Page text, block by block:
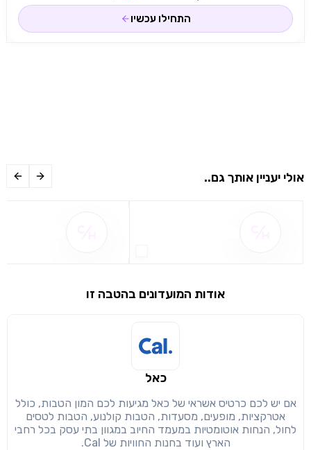
התחילו עכשיו
אולי יעניין אותך גם..
אודות המועדונים בהטבה זו
כאל
אם יש לכם כרטיס אשראי של כאל מגיעות לכם המון הטבות, כולל
אטרקציות, מופעים, מסעדות, הטבות קולנוע, הטבות לטסים
לחול, הנחות אוטומטיות במעמד החיוב במגוון בתי עסק בכל רחבי
הארץ ועוד בחנות החוויות של Cal.